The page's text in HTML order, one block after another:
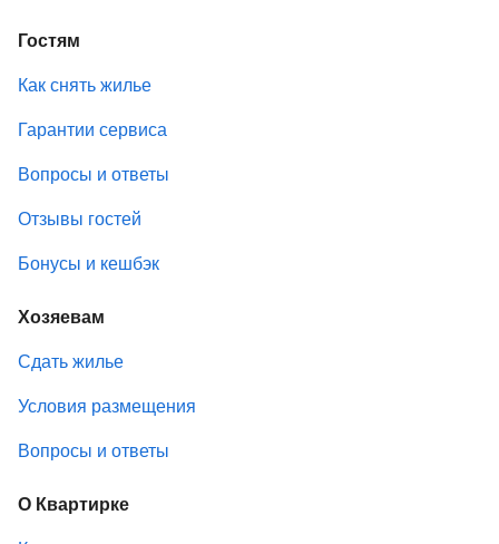
Гостям
Как снять жилье
Гарантии сервиса
Вопросы и ответы
Отзывы гостей
Бонусы и кешбэк
Хозяевам
Сдать жилье
Условия размещения
Вопросы и ответы
О Квартирке